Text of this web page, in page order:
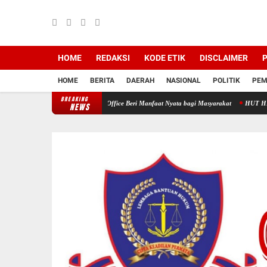
HOME REDAKSI KODE ETIK DISCLAIMER
HOME BERITA DAERAH NASIONAL POLITIK
BREAKING
NEWS
Dan HNP Law Office Beri Manfaat Nyata bagi Masyarakat HUT HNP Law